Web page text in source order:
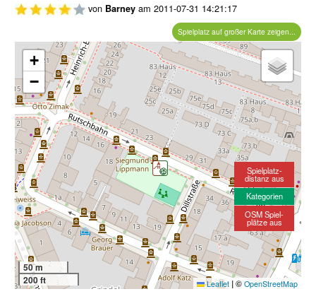
von Barney am 2011-07-31 14:21:17
Spielplatz auf großer Karte zeigen...
+
−
50 m
200 ft
Leaflet |© OpenStreetMap
Spielplatz-
distanz aus
Kategorien
OSM Spiel-
plätze aus